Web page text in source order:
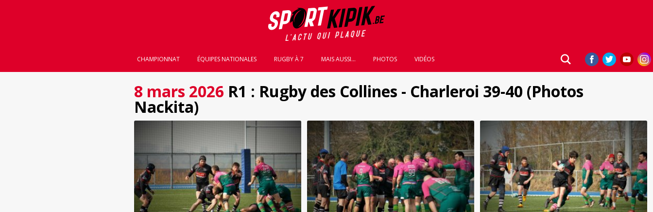
CHAMPIONNAT ÉQUIPES NATIONALES RUGBY À 7 MAIS AUSSI... PHOTOS VIDÉOS
8 mars 2026 R1 : Rugby des Collines - Charleroi 39-40 (Photos
Nackita)